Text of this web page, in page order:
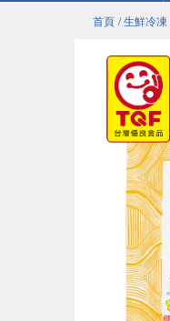
首頁 / 生鮮冷凍